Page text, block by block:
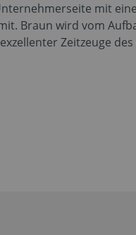
mit
Braun wird vom
Zeitzeuge